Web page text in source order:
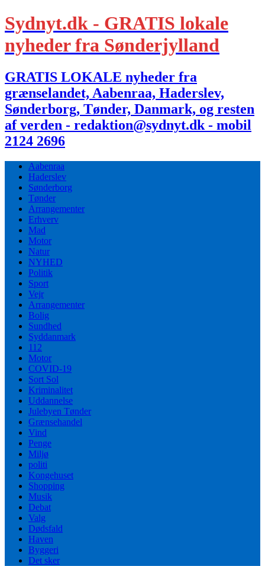
Sydnyt.dk - GRATIS lokale
nyheder fra Sønderjylland
GRATIS LOKALE nyheder fra
grænselandet, Aabenraa, Haderslev,
Sønderborg, Tønder, Danmark, og resten
af verden - redaktion@sydnyt.dk - mobil
2124 2696
Aabenraa
Haderslev
Sønderborg
Tønder
Arrangementer
Erhverv
Mad
Motor
Natur
NYHED
Politik
Sport
Vejr
Arrangementer
Bolig
Sundhed
Syddanmark
112
Motor
COVID-19
Sort Sol
Kriminalitet
Uddannelse
Julebyen Tønder
Grænsehandel
Vind
Penge
Miljø
politi
Kongehuset
Shopping
Musik
Debat
Valg
Dødsfald
Haven
Byggeri
Det sker